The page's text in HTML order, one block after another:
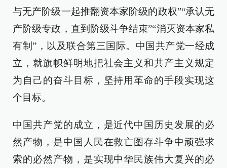
与无产阶级一起推翻资本家阶级的政权”“承认无
产阶级专政，直到阶级斗争结束”“消灭资本家私
有制”，以及联合第三国际。中国共产党一经成
立，就旗帜鲜明地把社会主义和共产主义规定
为自己的奋斗目标，坚持用革命的手段实现这
个目标。
中国共产党的成立，是近代中国历史发展的必
然产物，是中国人民在救亡图存斗争中顽强求
索的必然产物，是实现中华民族伟大复兴的必